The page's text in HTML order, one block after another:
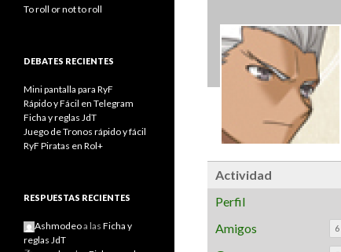
Actividad
Perfil
Amigos
6
To roll or not to roll
DEBATES RECIENTES
Mini pantalla para RyF
Rápido y Fácil en Telegram
Ficha y reglas JdT
Juego de Tronos rápido y fácil
RyF Piratas en Rol+
RESPUESTAS RECIENTES
Ashmodeoa las Ficha y
reglas JdT